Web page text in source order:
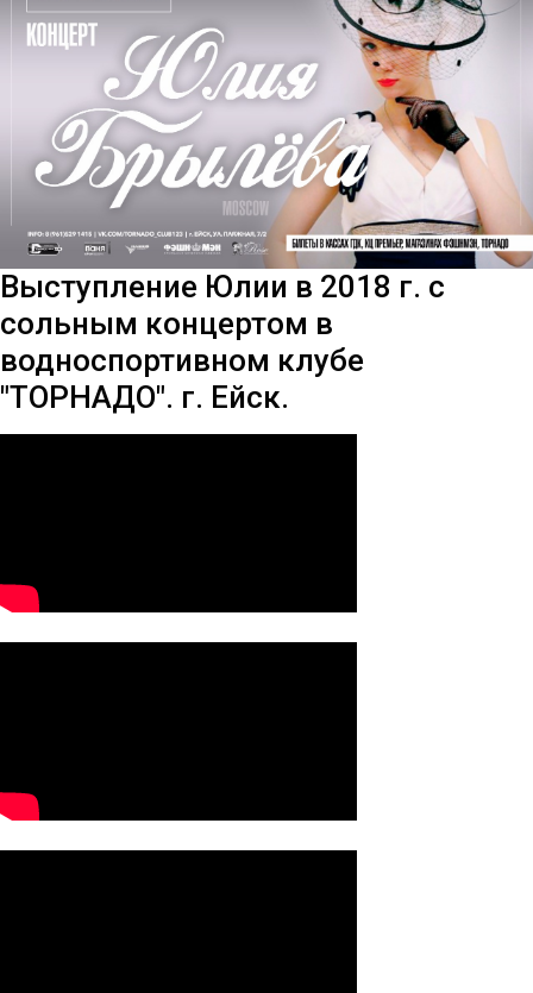
Выступление Юлии в 2018 г. с
сольным концертом в
водноспортивном клубе
"ТОРНАДО". г. Ейск.